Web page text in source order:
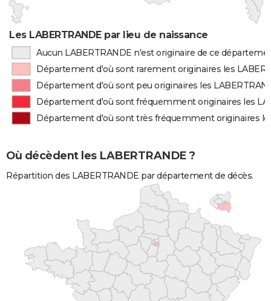
Les LABERTRANDE par lieu de naissance
Aucun LABERTRANDE n'est originaire de ce
Département d'où sont rarement originaires les
Département d'où sont peu originaires les
Département d'où sont fréquemment originaires les
Département d'où sont très fréquemment originaires
Où décèdent les LABERTRANDE ?
Répartition des LABERTRANDE par département de décès.